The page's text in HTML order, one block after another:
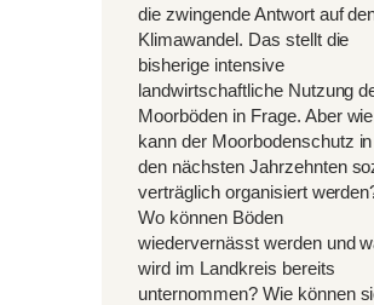
die zwingende Antwort auf
Klimawandel. Das stellt die
bisherige intensive
landwirtschaftliche Nutzung
Moorböden in Frage. Aber wie
kann der Moorbodenschutz in
den nächsten Jahrzehnten
verträglich organisiert
Wo können Böden
wiedervernässt werden und
wird im Landkreis bereits
unternommen? Wie können